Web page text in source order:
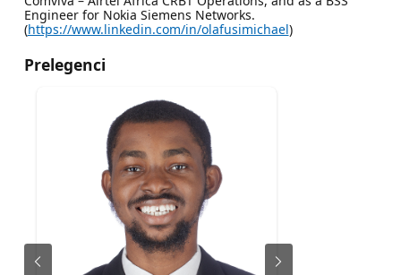
Engineer for Nokia Siemens Networks.
(https://www.linkedin.com/in/olafusimichael)
Prelegenci